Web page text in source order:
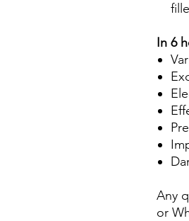
In 6
Any
or